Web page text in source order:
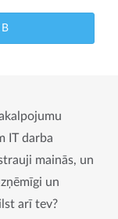
IT darba
mainās, un
un
arī tev?